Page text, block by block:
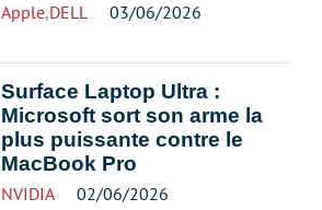
Apple,DELL 03/06/2026
Surface Laptop Ultra :
Microsoft sort son arme la
plus puissante contre le
MacBook Pro
NVIDIA 02/06/2026